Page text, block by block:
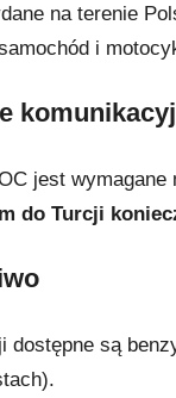
na terenie
i
jest
do Turcji
dostępne są